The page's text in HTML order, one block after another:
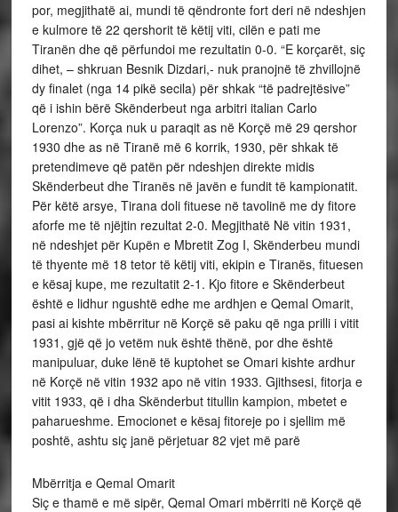
por, megjithatë ai, mundi të qëndronte fort deri në ndeshjen
e kulmore të 22 qershorit të këtij viti, cilën e pati me
Tiranën dhe që përfundoi me rezultatin 0-0. “E korçarët, siç
dihet, – shkruan Besnik Dizdari,- nuk pranojnë të zhvillojnë
dy finalet (nga 14 pikë secila) për shkak “të padrejtësive”
që i ishin bërë Skënderbeut nga arbitri italian Carlo
Lorenzo”. Korça nuk u paraqit as në Korçë më 29 qershor
1930 dhe as në Tiranë më 6 korrik, 1930, për shkak të
pretendimeve që patën për ndeshjen direkte midis
Skënderbeut dhe Tiranës në javën e fundit të kampionatit.
Për këtë arsye, Tirana doli fituese në tavolinë me dy fitore
aforfe me të njëjtin rezultat 2-0. Megjithatë Në vitin 1931,
në ndeshjet për Kupën e Mbretit Zog I, Skënderbeu mundi
të thyente më 18 tetor të këtij viti, ekipin e Tiranës, fituesen
e kësaj kupe, me rezultatit 2-1. Kjo fitore e Skënderbeut
është e lidhur ngushtë edhe me ardhjen e Qemal Omarit,
pasi ai kishte mbërritur në Korçë së paku që nga prilli i vitit
1931, gjë që jo vetëm nuk është thënë, por dhe është
manipuluar, duke lënë të kuptohet se Omari kishte ardhur
në Korçë në vitin 1932 apo në vitin 1933. Gjithsesi, fitorja e
vitit 1933, që i dha Skënderbut titullin kampion, mbetet e
paharueshme. Emocionet e kësaj fitoreje po i sjellim më
poshtë, ashtu siç janë përjetuar 82 vjet më parë
Mbërritja e Qemal Omarit
Siç e thamë e më sipër, Qemal Omari mbërriti në Korçë që